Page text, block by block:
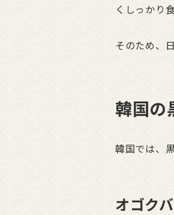
くしっかり
そのため、
韓国の
韓国では、
オゴク